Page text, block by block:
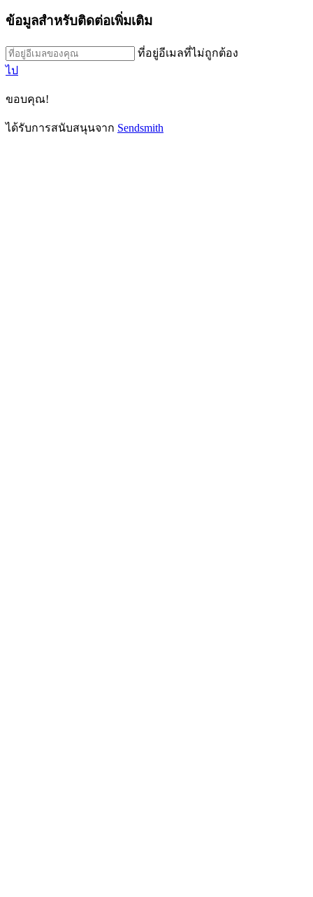
ข้อมูลสำหรับติดต่อเพิ่มเติม
ที่อยู่อีเมลที่ไม่ถูกต้อง
ไป
ขอบคุณ!
ได้รับการสนับสนุนจาก Sendsmith